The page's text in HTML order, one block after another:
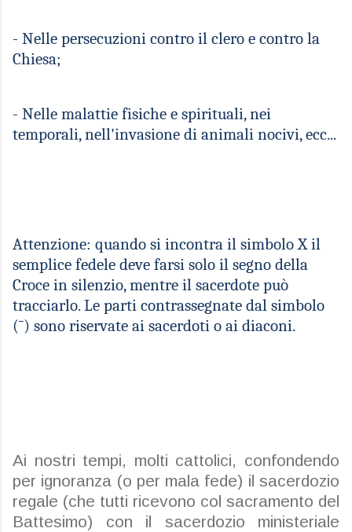
- Nelle persecuzioni contro il clero e contro la
Chiesa;
- Nelle malattie fisiche e spirituali, nei
temporali, nell'invasione di animali nocivi, ecc...
Attenzione: quando si incontra il simboloXil
semplice fedele deve farsi solo il segno della
Croce in silenzio, mentre il sacerdote può
tracciarlo. Le parti contrassegnate dal simbolo
(¯) sono riservate ai sacerdoti o ai diaconi.
Ai nostri tempi, molti cattolici, confondendo
per ignoranza (o per mala fede) il sacerdozio
regale (che tutti ricevono col sacramento del
Battesimo) con il sacerdozio ministeriale